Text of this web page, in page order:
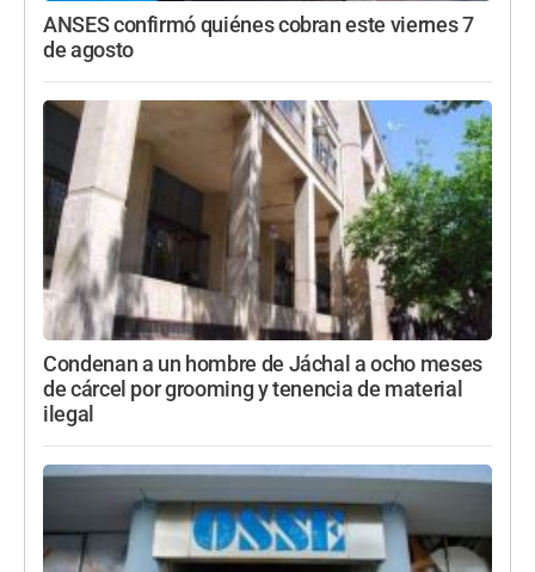
ANSES confirmó quiénes cobran este viernes 7
de agosto
Condenan a un hombre de Jáchal a ocho meses
de cárcel por grooming y tenencia de material
ilegal